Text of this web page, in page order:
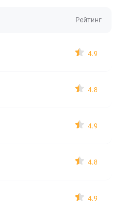
Рейтинг
4.9
4.8
4.9
4.8
4.9